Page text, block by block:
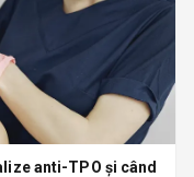
anti-TPO și când